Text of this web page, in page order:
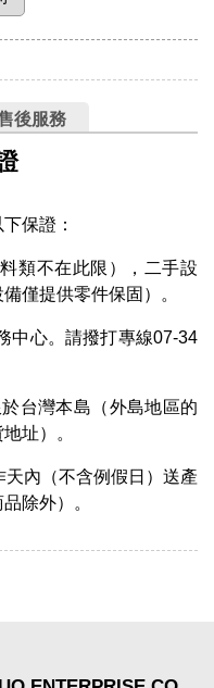
後服務
保證：
類不在此限），二手設
僅提供零件保固）。
中心。請撥打專線07-34
台灣本島（外島地區的
址）。
內（不含例假日）送產
除外）。